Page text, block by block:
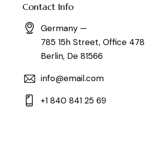
Contact Info
Germany —
785 15h Street, Office 478
Berlin, De 81566
info@email.com
+1 840 841 25 69